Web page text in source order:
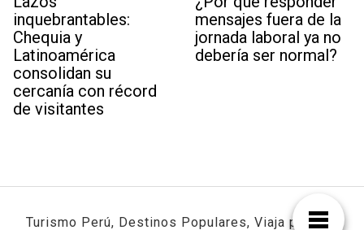
inquebrantables:
Chequia y
Latinoamérica
consolidan su
cercanía con récord
de visitantes
mensajes fuera de la
jornada laboral ya no
debería ser normal?
Turismo Perú, Destinos Populares, Viaja por